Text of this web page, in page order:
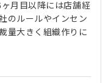
月目以降には店舗経
のルールやインセン
量大きく組織作りに